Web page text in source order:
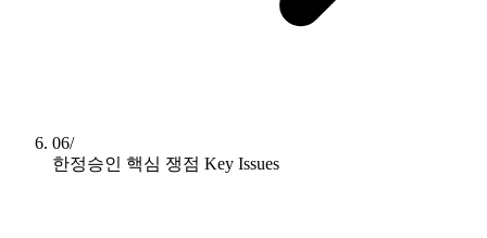
06/
한정승인 핵심 쟁점 Key Issues